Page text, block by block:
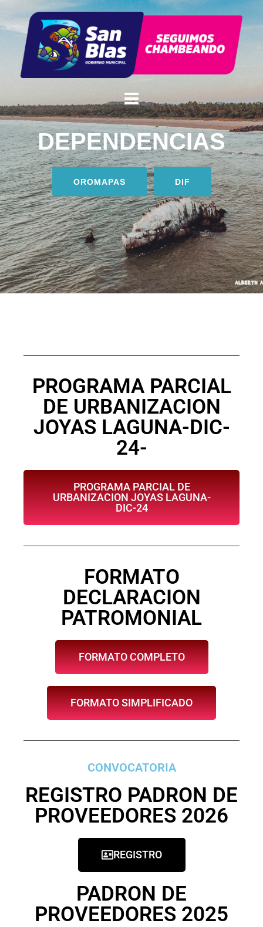
DEPENDENCIAS
OROMAPAS DIF
PROGRAMA PARCIAL
DE URBANIZACION
JOYAS LAGUNA-DIC-
24-
PROGRAMA PARCIAL DE
URBANIZACION JOYAS LAGUNA-
DIC-24
FORMATO
DECLARACION
PATROMONIAL
FORMATO COMPLETO
FORMATO SIMPLIFICADO
CONVOCATORIA
REGISTRO PADRON DE
PROVEEDORES 2026
REGISTRO
PADRON DE
PROVEEDORES 2025